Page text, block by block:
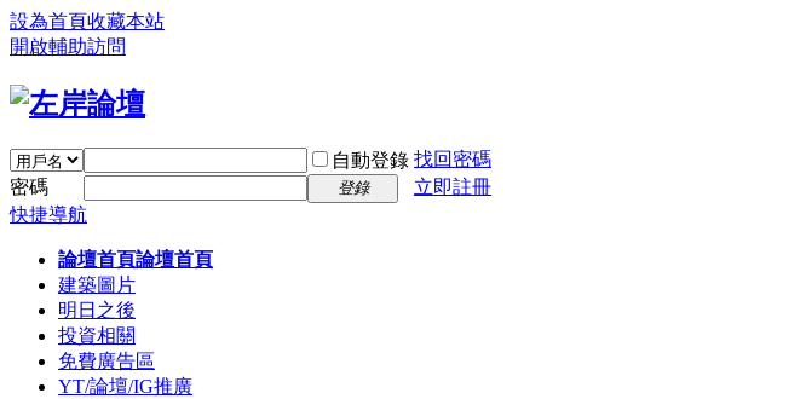
設為首頁收藏本站
開啟輔助訪問
自動登錄 找回密碼
密碼
登錄
立即註冊
快捷導航
論壇首頁論壇首頁
建築圖片
明日之後
投資相關
免費廣告區
YT/論壇/IG推廣